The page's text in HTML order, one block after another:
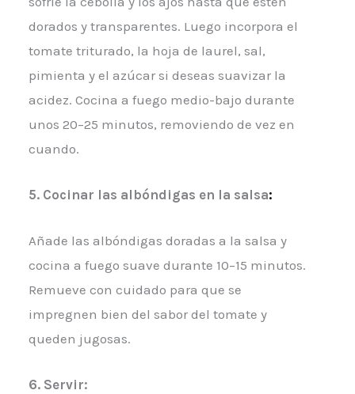
dorados y transparentes. Luego incorpora el
tomate triturado, la hoja de laurel, sal,
pimienta y el azúcar si deseas suavizar la
acidez. Cocina a fuego medio-bajo durante
unos 20–25 minutos, removiendo de vez en
cuando.
5. Cocinar las albóndigas en la salsa:
Añade las albóndigas doradas a la salsa y
cocina a fuego suave durante 10–15 minutos.
Remueve con cuidado para que se
impregnen bien del sabor del tomate y
queden jugosas.
6. Servir: